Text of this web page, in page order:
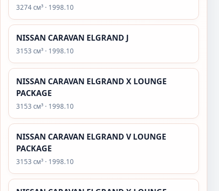
3274 см³ · 1998.10
NISSAN CARAVAN ELGRAND J
3153 см³ · 1998.10
NISSAN CARAVAN ELGRAND X LOUNGE
PACKAGE
3153 см³ · 1998.10
NISSAN CARAVAN ELGRAND V LOUNGE
PACKAGE
3153 см³ · 1998.10